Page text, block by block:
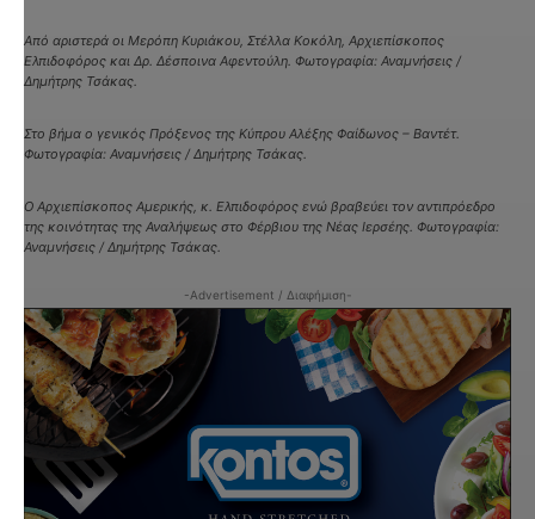
Από αριστερά οι Μερόπη Κυριάκου, Στέλλα Κοκόλη, Αρχιεπίσκοπος
Ελπιδοφόρος και Δρ. Δέσποινα Αφεντούλη. Φωτογραφία: Αναμνήσεις /
Δημήτρης Τσάκας.
Στο βήμα ο γενικός Πρόξενος της Κύπρου Αλέξης Φαίδωνος – Βαντέτ.
Φωτογραφία: Αναμνήσεις / Δημήτρης Τσάκας.
Ο Αρχιεπίσκοπος Αμερικής, κ. Ελπιδοφόρος ενώ βραβεύει τον αντιπρόεδρο
της κοινότητας της Αναλήψεως στο Φέρβιου της Νέας Ιερσέης. Φωτογραφία:
Αναμνήσεις / Δημήτρης Τσάκας.
-Advertisement / Διαφήμιση-